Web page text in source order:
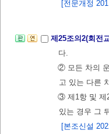
[전문개정
제25조의2(회전
다.
② 모든 차의
고 있는 다른
③ 제1항 및 제
있는 경우 그
[본조신설